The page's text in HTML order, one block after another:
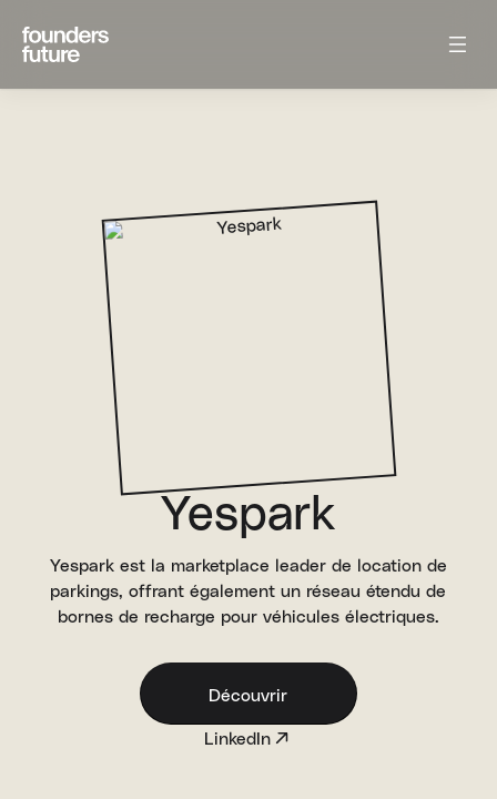
Yespark
Yespark est la marketplace leader de location de
parkings, offrant également un réseau étendu de
bornes de recharge pour véhicules électriques.
Découvrir
LinkedIn